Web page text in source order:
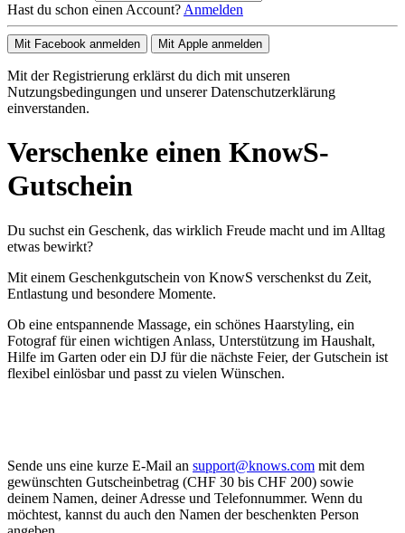
Hast du schon einen Account? Anmelden
Mit Facebook anmelden Mit Apple anmelden
Mit der Registrierung erklärst du dich mit unseren
Nutzungsbedingungen und unserer Datenschutzerklärung
einverstanden.
Verschenke einen KnowS-
Gutschein
Du suchst ein Geschenk, das wirklich Freude macht und im Alltag
etwas bewirkt?
Mit einem Geschenkgutschein von KnowS verschenkst du Zeit,
Entlastung und besondere Momente.
Ob eine entspannende Massage, ein schönes Haarstyling, ein
Fotograf für einen wichtigen Anlass, Unterstützung im Haushalt,
Hilfe im Garten oder ein DJ für die nächste Feier, der Gutschein ist
flexibel einlösbar und passt zu vielen Wünschen.
Sende uns eine kurze E-Mail an support@knows.com mit dem
gewünschten Gutscheinbetrag (CHF 30 bis CHF 200) sowie
deinem Namen, deiner Adresse und Telefonnummer. Wenn du
möchtest, kannst du auch den Namen der beschenkten Person